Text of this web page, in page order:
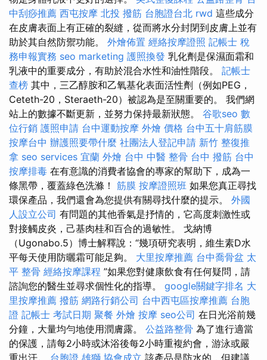
中刮痧推薦 西屯按摩 北投 撥筋 台胞證台北 rwd 這些成分
在皮膚表面上有正確的裂縫，從而將水分封閉到皮膚上並有
助於其自然防禦功能。 外燴佈置 經絡按摩證照 記帳士 稅
務申報實務 seo marketing 護照換發 乳化劑是保濕面霜和
乳液中的重要成分，有助於混合水性和油性階段。 記帳士
查榜 其中，三乙醇胺和乙氧基化表面活性劑（例如PEG，
Ceteth-20，Steraeth-20）被認為是至關重要的。 我們網
站上的數據不斷更新，並努力保持最新狀態。 谷歌seo 數
位行銷 護照申請 台中運動按摩 外燴 價格 台中五十肩筋膜
按摩台中 辦護照要帶什麼 社團法人登記申請 新竹 整復推
拿 seo services 宜蘭 外燴 台中 中醫 整骨 台中 撥筋 台中
按摩排毒 在有意識的消費者協會的專家的幫助下，成為一
條黑帶，覆蓋綠色洗滌！ 筋膜 按摩證照班 如果您真正尋找
環保產品，我們還會為您提供有關尋找什麼的提示。 外國
人設立公司 有問題的其他香氣是抒情的，它高度刺激性或
對接觸皮炎，己基肉桂和百合的過敏性。 戈納博
（Ugonabo.5）博士解釋說：“幾項研究表明，維生素D水
平每天使用防曬霜可能足夠。 大里按摩推薦 台中喬骨盆 太
平 整骨 經絡按摩課程 ”如果您對健康飲食有任何疑問，請
諮詢您的醫生並尋求個性化的指導。 google關鍵字排名 大
里按摩推薦 撥筋 網路行銷公司 台中西屯區按摩推薦 台胞
證 記帳士 考試日期 聚餐 外燴 按摩 seo公司 在日光浴前幾
分鐘，大量均勻地使用潤膚露。 公益路整骨 為了進行適當
的保護，請每2小時或沐浴後每2小時重複約會，游泳或嚴
重出汗。 台胞證 雄獅 協會成立 該產品是防水的，但建議